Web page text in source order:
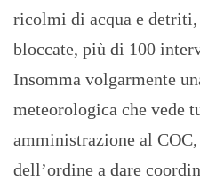
ricolmi di acqua e
bloccate, più di 100
Insomma volgarmente
meteorologica che vede
amministrazione al
dell’ordine a dare